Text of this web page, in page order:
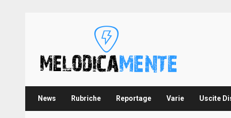
News Rubriche Reportage Varie Uscite